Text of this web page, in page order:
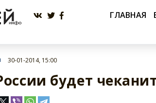
ГЛАВНАЯ
30-01-2014, 15:00
будет